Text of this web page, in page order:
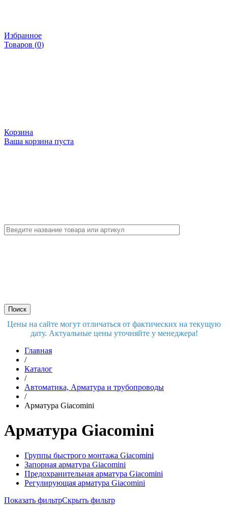
Избранное
Товаров (0)
Корзина
Ваша корзина пуста
Цены на сайте могут отличаться от фактических на текущую
дату. Актуальные цены уточняйте у менеджера!
Главная
/
Каталог
/
Автоматика, Арматура и трубопроводы
/
Арматура Giacomini
Арматура Giacomini
Группы быстрого монтажа Giacomini
Запорная арматура Giacomini
Предохранительная арматура Giacomini
Регулирующая арматура Giacomini
Показать фильтрСкрыть фильтр